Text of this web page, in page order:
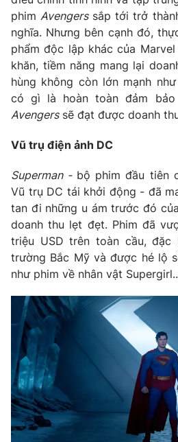
Ðiện thoại Thời báo VTV:024.66
Email:toasoan@vtv.vn
Liên hệ quảng cáo:024-7300.7108
® Cấm sao chép dưới mọi hình thức
thuận bằng văn bản. Ghi rõ nguồn
thông tin từ website này.
phim Avengerssắp tới trở
nghĩa. Nhưng bên cạnh đó,
phẩm độc lập khác của
khăn, tiềm năng mang lại
hùng không còn lớn mạnh
có gì là hoàn toàn đảm
Avengerssẽ đạt được doanh
Vũ trụ điện ảnh DC
Superman - bộ phim đầu tiên
Vũ trụ DC tái khởi động - đã
tan đi những u ám trước đó
doanh thu lẹt đẹt. Phim đã
triệu USD trên toàn cầu,
trường Bắc Mỹ và được hé lộ
như phim về nhân vật Supergirl..